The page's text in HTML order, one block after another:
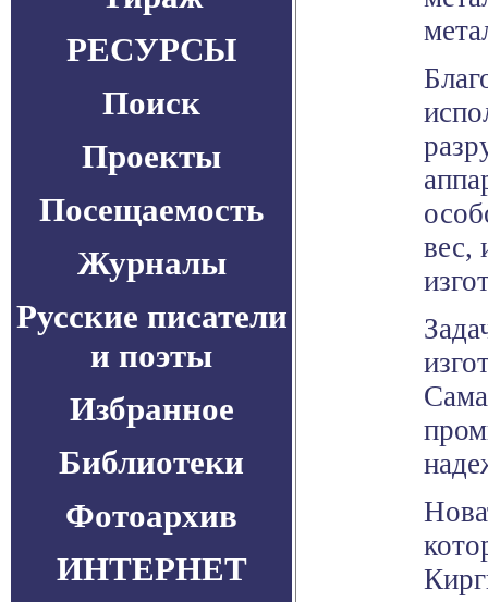
РЕСУРСЫ
Поиск
Проекты
Посещаемость
Журналы
Русские писатели
и поэты
Избранное
Библиотеки
Фотоархив
ИНТЕРНЕТ
вес,